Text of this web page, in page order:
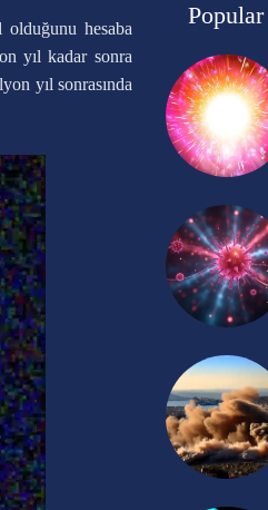
olduğunu hesaba
yıl kadar sonra
yıl sonrasında
Popular